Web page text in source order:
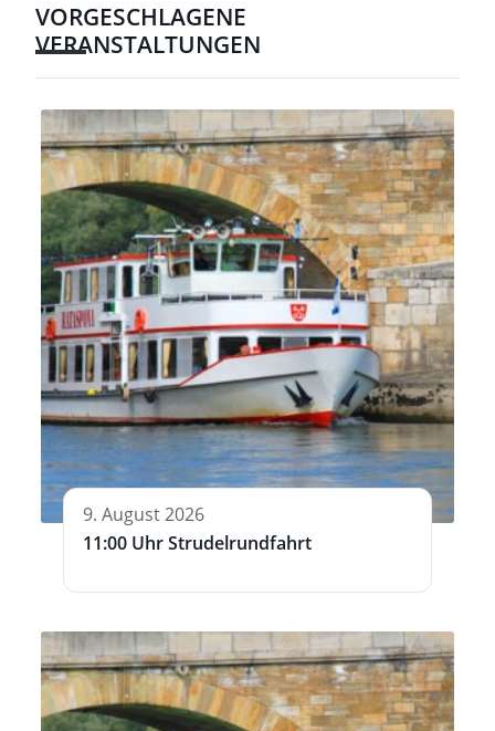
VORGESCHLAGENE
VERANSTALTUNGEN
9. August 2026
11:00 Uhr Strudelrundfahrt